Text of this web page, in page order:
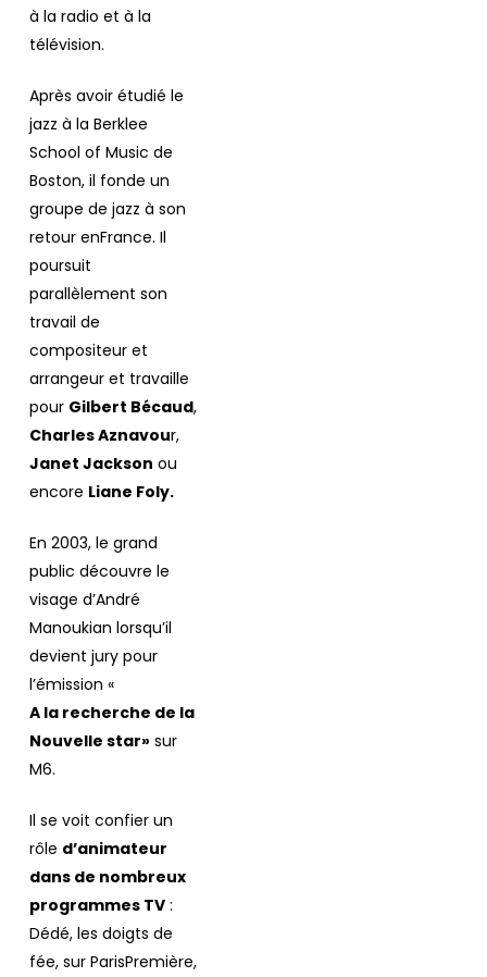
à la radio et à la
télévision.
Après avoir étudié le
jazz à la Berklee
School of Music de
Boston, il fonde un
groupe de jazz à son
retour enFrance. Il
poursuit
parallèlement son
travail de
compositeur et
arrangeur et travaille
pour Gilbert Bécaud,
Charles Aznavour,
Janet Jackson ou
encore Liane Foly.
En 2003, le grand
public découvre le
visage d’André
Manoukian lorsqu’il
devient jury pour
l’émission «
A la recherche de la
Nouvelle star»sur
M6.
Il se voit confier un
rôle d’animateur
dans de nombreux
programmes TV:
Dédé, les doigts de
fée, sur ParisPremière,